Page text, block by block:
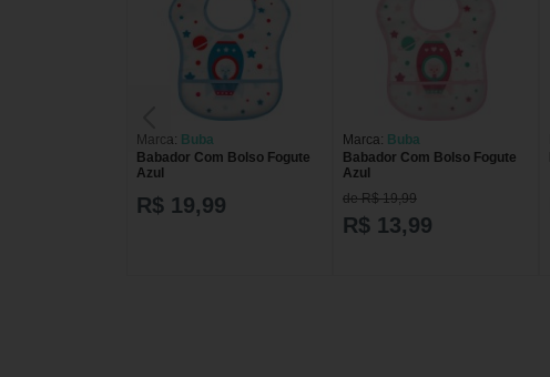
Marca: Buba
Babador Com Bolso Fogute
Azul
R$ 19,99
Marca: Buba
Babador Com Bolso Fogute
Azul
de R$ 19,99
R$ 13,99